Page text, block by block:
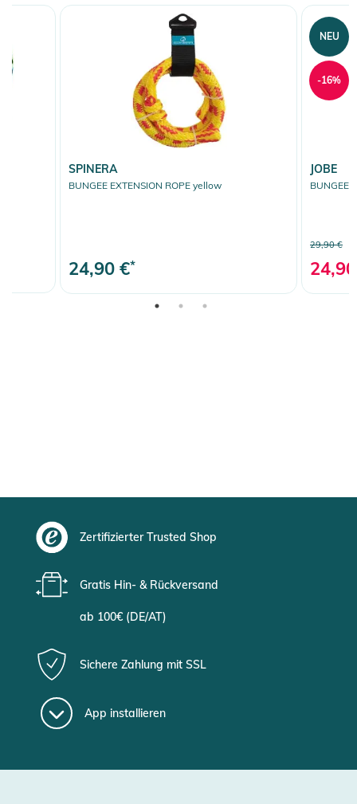
SPINERA
BUNGEE EXTENSION ROPE yellow
24,90 €*
JOBE
BUNGEE
29,90 €
NEU
-16%
Zertifizierter Trusted Shop
Gratis Hin- & Rückversand
ab 100€ (DE/AT)
Sichere Zahlung mit SSL
App installieren